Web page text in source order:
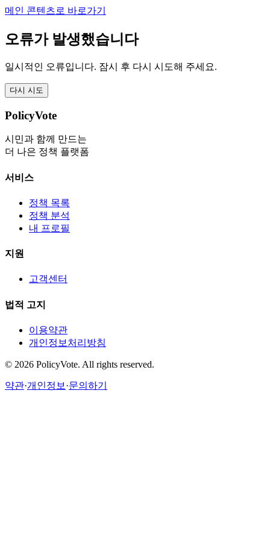
메인 콘텐츠로 바로가기
오류가 발생했습니다
일시적인 오류입니다. 잠시 후 다시 시도해 주세요.
다시 시도
PolicyVote
시민과 함께 만드는
더 나은 정책 플랫폼
서비스
정책 목록
정책 분석
내 프로필
지원
고객센터
법적 고지
이용약관
개인정보처리방침
© 2026 PolicyVote. All rights reserved.
약관·개인정보 ·문의하기